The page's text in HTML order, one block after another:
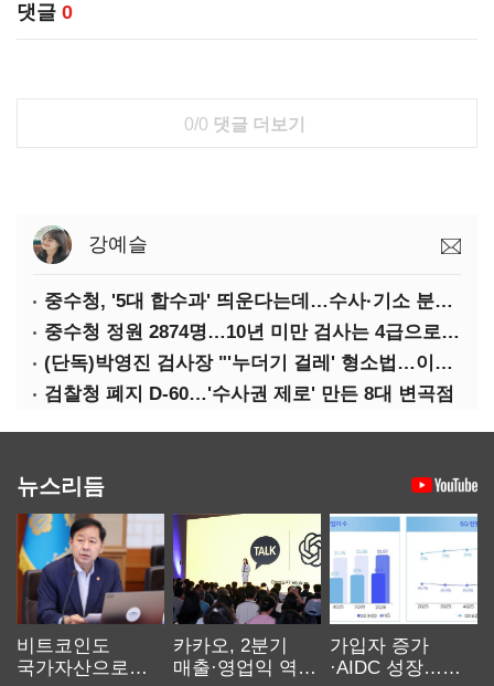
댓글 0
0/0 댓글 더보기
강예슬
중수청, '5대 합수과' 띄운다는데…수사·기소 분리로 협력방안 '부재'
중수청 정원 2874명…10년 미만 검사는 4급으로 임용
(단독)박영진 검사장 "'누더기 걸레' 형소법…이재명 대통령 책임져야"
검찰청 폐지 D-60…'수사권 제로' 만든 8대 변곡점
뉴스리듬
비트코인도
국가자산으로…'
카카오, 2분기
매출·영업익 역대
가입자 증가
·AIDC 성장…